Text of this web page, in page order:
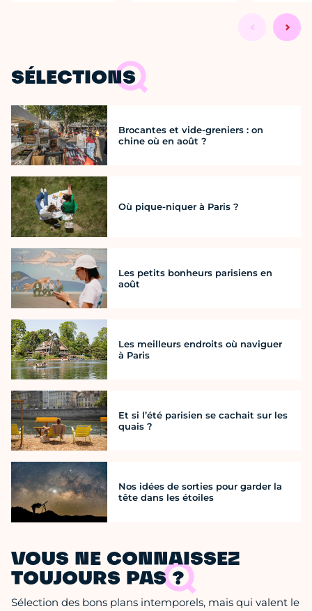
SÉLECTIONS
Brocantes et vide-greniers : on
chine où en août ?
Où pique-niquer à Paris ?
Les petits bonheurs parisiens en
août
Les meilleurs endroits où naviguer
à Paris
Et si l’été parisien se cachait sur les
quais ?
Nos idées de sorties pour garder la
tête dans les étoiles
VOUS NE CONNAISSEZ
TOUJOURS PAS ?
Sélection des bons plans intemporels, mais qui valent le